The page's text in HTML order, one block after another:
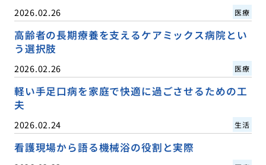
2026.02.26 医療
高齢者の長期療養を支えるケアミックス病院とい
う選択肢
2026.02.26 医療
軽い手足口病を家庭で快適に過ごさせるための工
夫
2026.02.24 生活
看護現場から語る機械浴の役割と実際